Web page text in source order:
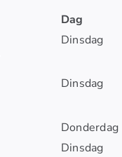
Dag
Dinsdag
Dinsdag
Donderdag
Dinsdag